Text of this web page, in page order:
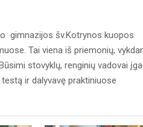
gimnazijos šv.Kotrynos kuopos
Tai viena iš priemonių,
stovyklų, renginių vadovai
ir dalyvavę praktiniuose